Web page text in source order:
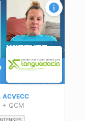
ACVECC
+ QCM